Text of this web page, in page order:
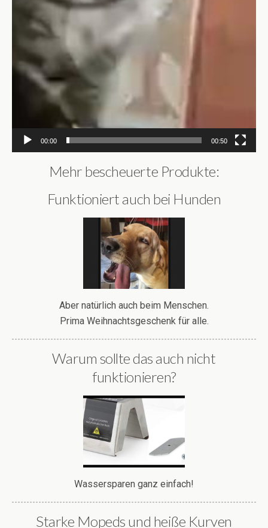
00:00 00:50
Mehr bescheuerte Produkte:
Funktioniert auch bei Hunden
Aber natürlich auch beim Menschen.
Prima Weihnachtsgeschenk für alle.
Warum sollte das auch nicht
funktionieren?
Wassersparen ganz einfach!
Starke Mopeds und heiße Kurven